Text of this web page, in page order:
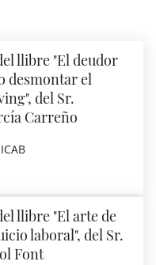
llibre "El deudor
desmontar el
del Sr.
Carreño
llibre "El arte de
laboral", del Sr.
Font